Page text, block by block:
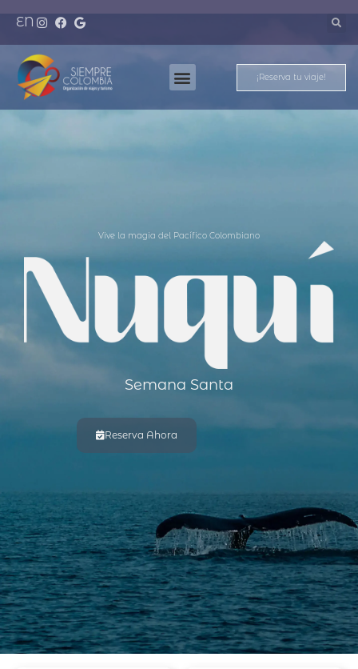
EN
¡Reserva tu viaje!
Vive la magia del Pacífico Colombiano
Semana Santa
Reserva Ahora